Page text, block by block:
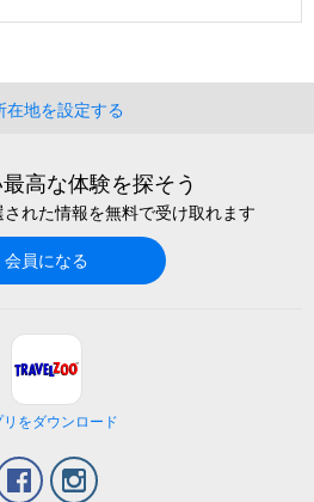
在地を設定する
高な体験を探そう
された情報を無料で受け取れます
会員になる
リをダウンロード
Facebook